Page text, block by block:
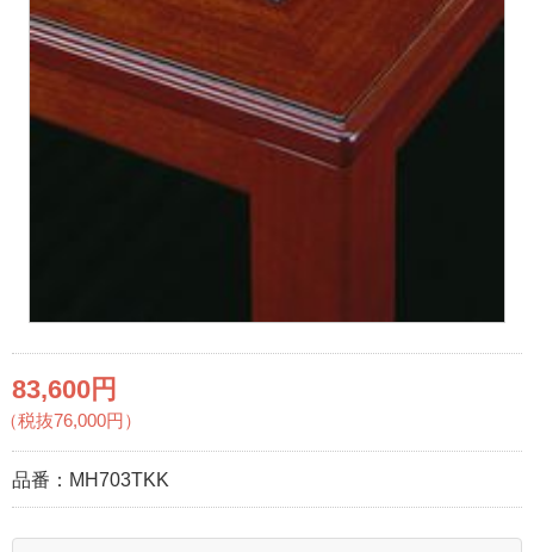
83,600円
（税抜76,000円）
品番： MH703TKK